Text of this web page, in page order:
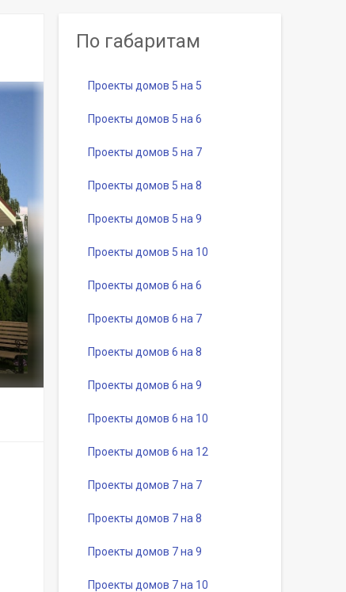
По габаритам
Проекты домов 5 на 5
Проекты домов 5 на 6
Проекты домов 5 на 7
Проекты домов 5 на 8
Проекты домов 5 на 9
Проекты домов 5 на 10
Проекты домов 6 на 6
Проекты домов 6 на 7
Проекты домов 6 на 8
Проекты домов 6 на 9
Проекты домов 6 на 10
Проекты домов 6 на 12
Проекты домов 7 на 7
Проекты домов 7 на 8
Проекты домов 7 на 9
Проекты домов 7 на 10